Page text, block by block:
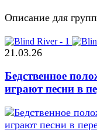
Описание для
21.03.26
Бедственное
играют песни в